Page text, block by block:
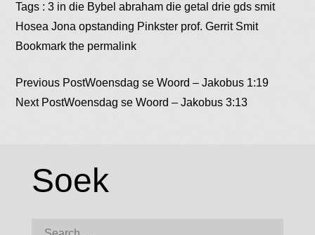
Tags :3 in die Bybel abraham die getal drie gds smit
Hosea Jona opstanding Pinkster prof. Gerrit Smit
Bookmark the permalink
Post
Previous PostWoensdag se Woord – Jakobus 1:19
Next PostWoensdag se Woord – Jakobus 3:13
Soek
Search